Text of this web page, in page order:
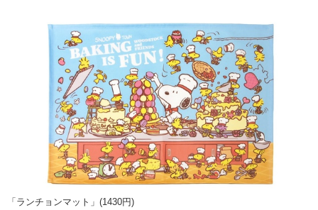
「ランチョンマット」(1430円)